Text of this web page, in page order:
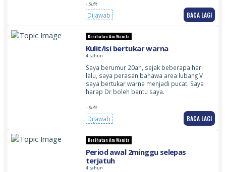
- Sulit
Dijawab BACA LAGI
Kesihatan Am Wanita
Kulit/isi bertukar warna
4 tahun
Saya berumur 20an, sejak beberapa hari
lalu, saya perasan bahawa area lubang V
saya bertukar warna menjadi pucat. Saya
harap Dr boleh bantu saya.
- Sulit
Dijawab BACA LAGI
Kesihatan Am Wanita
Period awal 2minggu selepas
terjatuh
4 tahun